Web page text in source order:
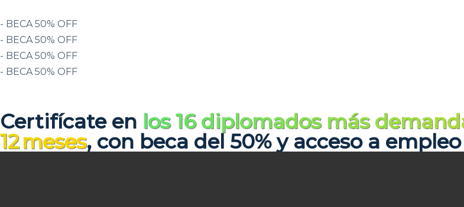
- BECA 50% OFF
- BECA 50% OFF
- BECA 50% OFF
- BECA 50% OFF
Certifícate en los 16 diplomados más
12 meses, con beca del 50% y acceso a